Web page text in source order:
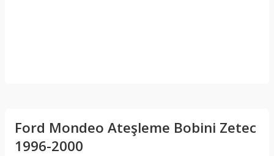
Ford Mondeo Ateşleme Bobini Zetec
1996-2000